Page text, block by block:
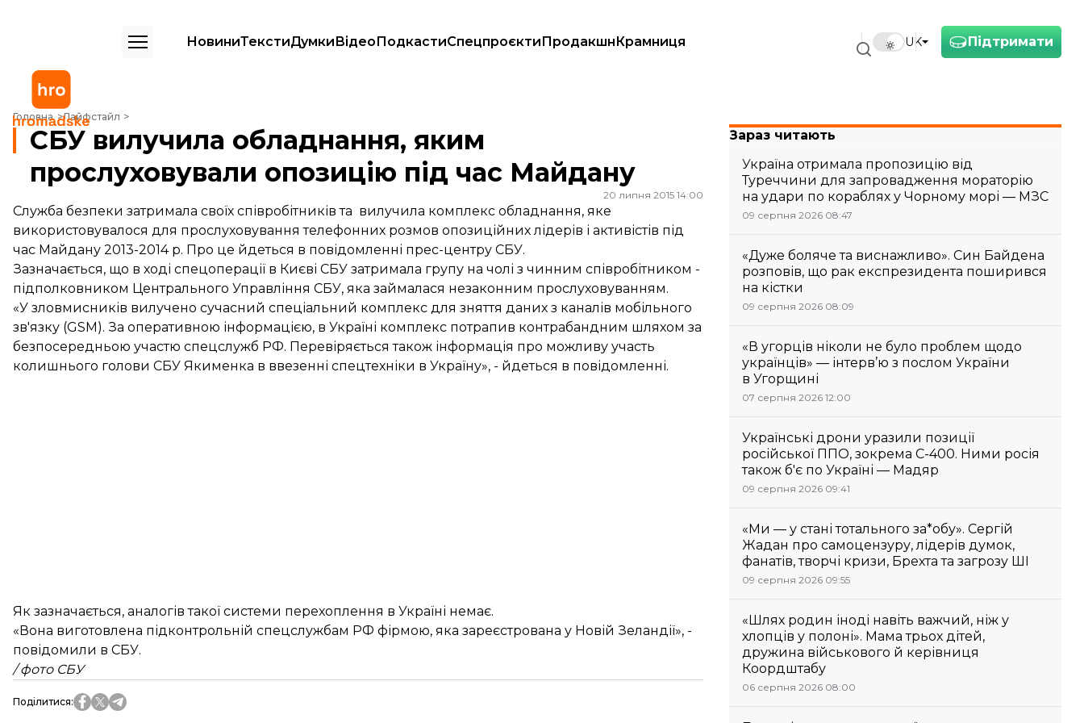
Підтримати
UK
НовиниТекстиДумкиВідеоПодкастиСпецпроєктиПродакшнКрамниця
Головна Лайфстайл
СБУ вилучила обладнання, яким прослуховували опозицію під час Майдану
СБУ вилучила обладнання, яким
прослуховували опозицію під час Майдану
20 липня 2015 14:00
Служба безпеки затримала своїх співробітників та вилучила комплекс обладнання, яке
використовувалося для прослуховування телефонних розмов опозиційних лідерів і активістів під
час Майдану 2013-2014 р. Про це йдеться в повідомленні прес-центру СБУ.
Зазначається, що в ході спецоперації в Києві СБУ затримала групу на чолі з чинним співробітником -
підполковником Центрального Управління СБУ, яка займалася незаконним прослуховуванням.
«У зловмисників вилучено сучасний спеціальний комплекс для зняття даних з каналів мобільного
зв'язку (GSM). За оперативною інформацією, в Україні комплекс потрапив контрабандним шляхом за
безпосередньою участю спецслужб РФ. Перевіряється також інформація про можливу участь
колишнього голови СБУ Якименка в ввезенні спецтехніки в Україну», - йдеться в повідомленні.
Як зазначається, аналогів такої системи перехоплення в Україні немає.
«Вона виготовлена підконтрольній спецслужбам РФ фірмою, яка зареєстрована у Новій Зеландії», -
повідомили в СБУ.
/ фото СБУ
Поділитися:
Зараз читають
Україна отримала пропозицію від
Туреччини для запровадження мораторію
на удари по кораблях у Чорному морі — МЗС
09 серпня 2026 08:47
«Дуже боляче та виснажливо». Син Байдена
розповів, що рак експрезидента поширився
на кістки
09 серпня 2026 08:09
«В угорців ніколи не було проблем щодо
українців» — інтерв’ю з послом України
в Угорщині
07 серпня 2026 12:00
Українські дрони уразили позиції
російської ППО, зокрема С-400. Ними росія
також б'є по Україні — Мадяр
09 серпня 2026 09:41
«Ми — у стані тотального за*обу». Сергій
Жадан про самоцензуру, лідерів думок,
фанатів, творчі кризи, Брехта та загрозу ШІ
09 серпня 2026 09:55
«Шлях родин іноді навіть важчий, ніж у
хлопців у полоні». Мама трьох дітей,
дружина військового й керівниця
Коордштабу
06 серпня 2026 08:00